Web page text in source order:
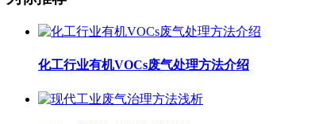
化工行业有机VOCs废气处理方法介绍